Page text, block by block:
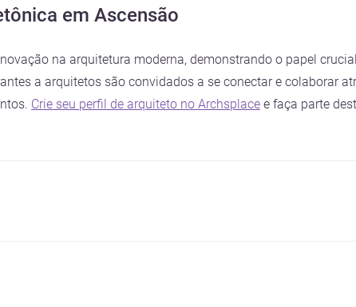
em Ascensão
na arquitetura moderna, demonstrando o papel
a arquitetos são convidados a se conectar e colaborar
Crie seu perfil de arquiteto no Archsplace e faça parte